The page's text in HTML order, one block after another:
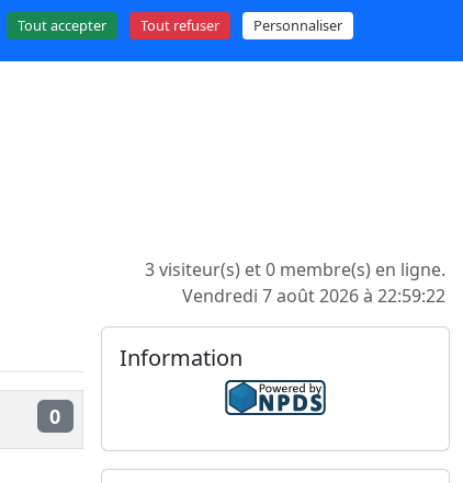
3 visiteur(s) et 0 membre(s) en ligne.
Vendredi 7 août 2026 à 22:59:22
0
Information
Tout accepter Tout refuser Personnaliser